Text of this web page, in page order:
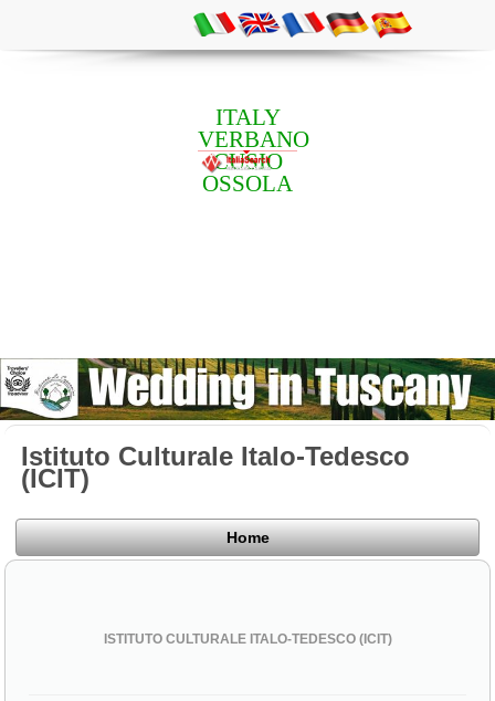
ITALY
VERBANO
CUSIO
OSSOLA
Istituto Culturale Italo-Tedesco
(ICIT)
Home
ISTITUTO CULTURALE ITALO-TEDESCO (ICIT)